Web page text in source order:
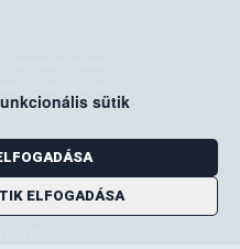
sütik
ELFOGADÁSA
biztonsági Hivatal
Budapest. Pf. 30.
263-244
336-9000